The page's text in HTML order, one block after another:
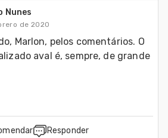
Nunes
de 2020
Marlon, pelos comentários. O
aval é, sempre, de grande
Responder